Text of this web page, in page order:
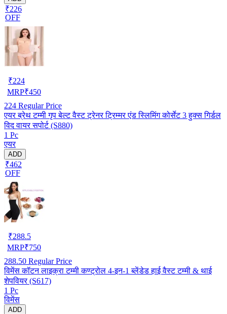
₹226
OFF
₹224
MRP₹450
224 Regular Price
एयर ब्रेथ टम्मी गृप बेल्ट वैस्ट ट्रेनर ट्रिम्मर एंड स्लिमिंग कोर्सेट 3 हुक्स गिर्डल
विद वायर सपोर्ट (S880)
1 Pc
एयर
ADD
₹462
OFF
₹288.5
MRP₹750
288.50 Regular Price
विमेंस कॉटन लाइक्रा टम्मी कण्ट्रोल 4-इन-1 ब्लेंडेड हाई वैस्ट टम्मी & थाई
शेपवियर (S617)
1 Pc
विमेंस
ADD